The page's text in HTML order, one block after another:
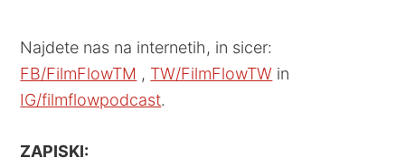
Najdete nas na internetih, in sicer:
FB/FilmFlowTM , TW/FilmFlowTW in
IG/filmflowpodcast.
ZAPISKI: